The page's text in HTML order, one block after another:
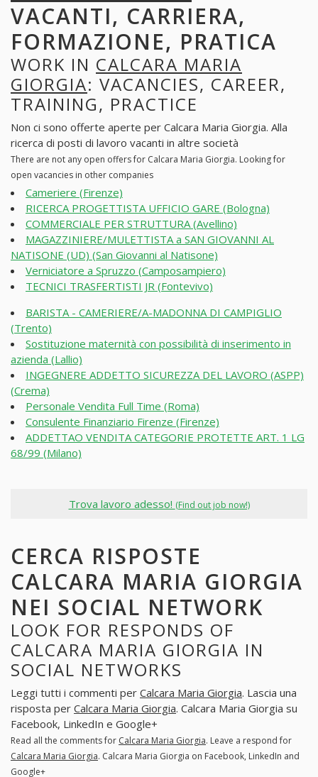
VACANTI, CARRIERA,
FORMAZIONE, PRATICA
WORK IN CALCARA MARIA
GIORGIA: VACANCIES, CAREER,
TRAINING, PRACTICE
Non ci sono offerte aperte per Calcara Maria Giorgia. Alla
ricerca di posti di lavoro vacanti in altre società
There are not any open offers for Calcara Maria Giorgia. Looking for
open vacancies in other companies
Cameriere (Firenze)
RICERCA PROGETTISTA UFFICIO GARE (Bologna)
COMMERCIALE PER STRUTTURA (Avellino)
MAGAZZINIERE/MULETTISTA a SAN GIOVANNI AL
NATISONE (UD) (San Giovanni al Natisone)
Verniciatore a Spruzzo (Camposampiero)
TECNICI TRASFERTISTI JR (Fontevivo)
BARISTA - CAMERIERE/A-MADONNA DI CAMPIGLIO
(Trento)
Sostituzione maternità con possibilità di inserimento in
azienda (Lallio)
INGEGNERE ADDETTO SICUREZZA DEL LAVORO (ASPP)
(Crema)
Personale Vendita Full Time (Roma)
Consulente Finanziario Firenze (Firenze)
ADDETTAO VENDITA CATEGORIE PROTETTE ART. 1 LG
68/99 (Milano)
Trova lavoro adesso! (Find out job now!)
CERCA RISPOSTE
CALCARA MARIA GIORGIA
NEI SOCIAL NETWORK
LOOK FOR RESPONDS OF
CALCARA MARIA GIORGIA IN
SOCIAL NETWORKS
Leggi tutti i commenti per Calcara Maria Giorgia. Lascia una
risposta per Calcara Maria Giorgia. Calcara Maria Giorgia su
Facebook, LinkedIn e Google+
Read all the comments for Calcara Maria Giorgia. Leave a respond for
Calcara Maria Giorgia. Calcara Maria Giorgia on Facebook, LinkedIn and
Google+